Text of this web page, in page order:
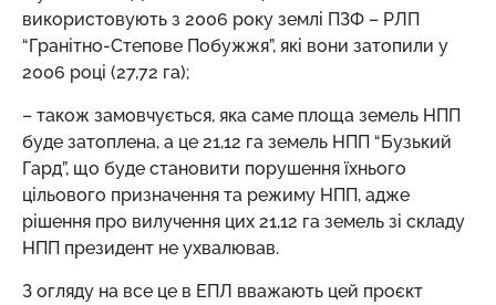
використовують з 2006 року землі ПЗФ – РЛП
“Гранітно-Степове Побужжя”, які вони затопили у
2006 році (27,72 га);
– також замовчується, яка саме площа земель НПП
буде затоплена, а це 21,12 га земель НПП “Бузький
Гард”, що буде становити порушення їхнього
цільового призначення та режиму НПП, адже
рішення про вилучення цих 21,12 га земель зі складу
НПП президент не ухвалював.
З огляду на все це в ЕПЛ вважають цей проєкт